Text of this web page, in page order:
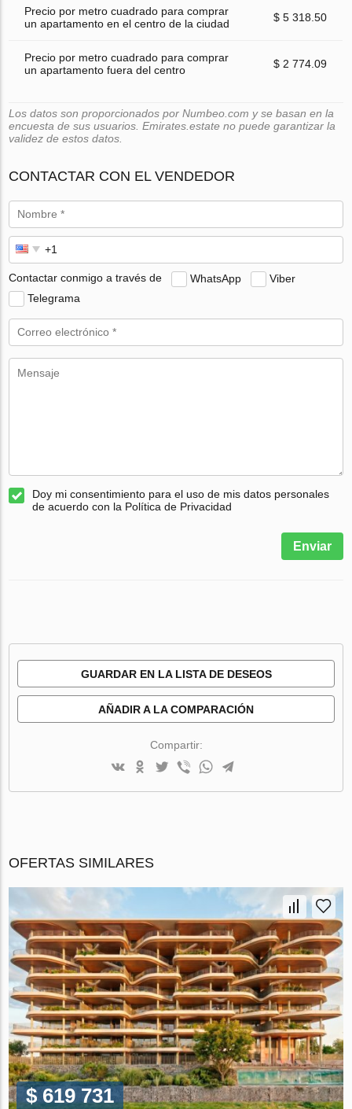
Precio por metro cuadrado para comprar
un apartamento en el centro de la ciudad
$ 5 318.50
Precio por metro cuadrado para comprar
un apartamento fuera del centro
$ 2 774.09
Los datos son proporcionados por Numbeo.com y se basan en la
encuesta de sus usuarios. Emirates.estate no puede garantizar la
validez de estos datos.
CONTACTAR CON EL VENDEDOR
Contactar conmigo a través de WhatsApp
Viber
Telegrama
Doy mi consentimiento para el uso de mis datos personales
de acuerdo con la Política de Privacidad
Enviar
GUARDAR EN LA LISTA DE DESEOS
AÑADIR A LA COMPARACIÓN
Compartir:
OFERTAS SIMILARES
$ 619 731